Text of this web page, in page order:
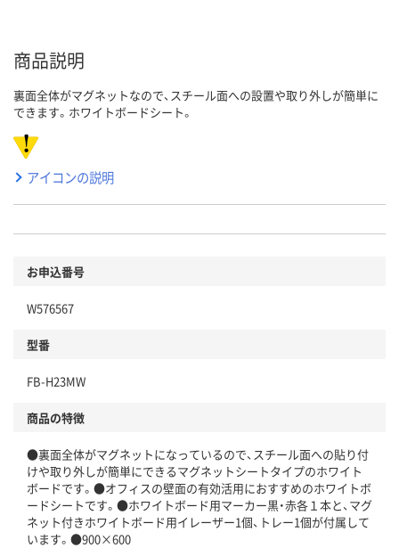
商品説明
裏面全体がマグネットなので、スチール面への設置や取り外しが簡単に
できます。ホワイトボードシート。
アイコンの説明
お申込番号
W576567
型番
FB-H23MW
商品の特徴
●裏面全体がマグネットになっているので、スチール面への貼り付
けや取り外しが簡単にできるマグネットシートタイプのホワイト
ボードです。●オフィスの壁面の有効活用におすすめのホワイトボ
ードシートです。●ホワイトボード用マーカー黒・赤各１本と、マグ
ネット付きホワイトボード用イレーザー1個、トレー1個が付属して
います。●900×600